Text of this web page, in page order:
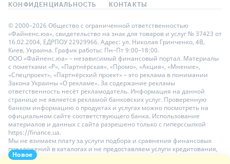
Новое
КОНФИДЕНЦИАЛЬНОСТЬ КОНТАКТЫ
© 2000–2026 Общество с ограниченной ответственностью
«Файненс.юа», свидетельство на знак для товаров и услуг № 37423 от
16.02.2004, ЕДРПОУ 22929966. Адрес: ул. Николая Гринченко, 4В,
Киев, Украина. График работы: Пн–Пт 9:00–18:00.
ООО «Файненс.юа» – независимый финансовый портал. Материалы
с пометками «Р», «Партнёрская», «Промо», «Акция», «Мнение»,
«Спецпроект», «Партнёрский проект» – это реклама в понимании
Закона Украины «О рекламе». За содержание рекламы
ответственность несёт рекламодатель. Информация на данной
странице не является рекламой банковских услуг. Проверенную
банком информацию о продуктах и услугах можно посмотреть на
официальном сайте соответствующего банка. Использование
материалов и данных с сайта разрешено только с гиперссылкой
https://finance.ua.
Мы не взимаем плату за услуги подбора и сравнения финансовых
предложений в каталогах и не предоставляем услуги кредитования,
размещения депозитов и страхования. Ваши личные данные на